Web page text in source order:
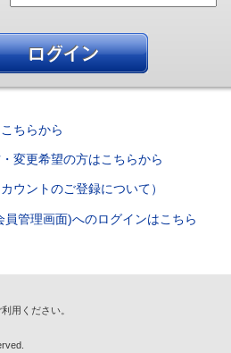
ちらから
変更希望の方はこちらから
ウントのご登録について）
管理画面)へのログインはこちら
用ください。